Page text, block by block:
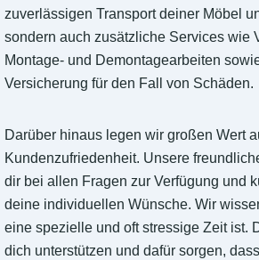
zuverlässigen Transport deiner Möbel
sondern auch zusätzliche Services wie
Montage- und Demontagearbeiten
Versicherung für den Fall von Schäden.
Darüber hinaus legen wir großen Wert
Kundenzufriedenheit. Unsere
dir bei allen Fragen zur Verfügung und
deine individuellen Wünsche. Wir
eine spezielle und oft stressige Zeit ist.
dich unterstützen und dafür sorgen,